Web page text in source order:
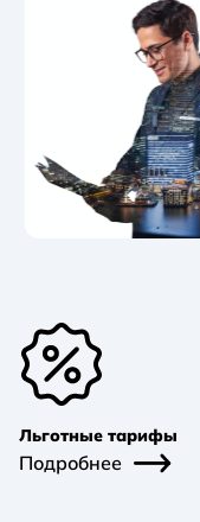
Льготные тарифы
Подробнее